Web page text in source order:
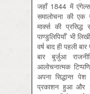
जहाँ 1844 में एंगेल्स
समालोचना की एक
मार्क्स की
पाण्डुलिपियाँ’ भी
वर्ष बाद ही पहली
बार बुर्जुआ
आलोचनात्मक
अपना सिद्धान्त
प्रकाशन हुआ और